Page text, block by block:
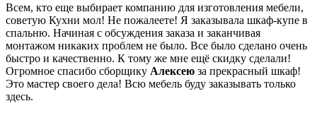
Всем, кто еще выбирает компанию для изготовления мебели,
советую Кухни мол! Не пожалеете! Я заказывала шкаф-купе в
спальню. Начиная с обсуждения заказа и заканчивая
монтажом никаких проблем не было. Все было сделано очень
быстро и качественно. К тому же мне ещё скидку сделали!
Огромное спасибо сборщику Алексею за прекрасный шкаф!
Это мастер своего дела! Всю мебель буду заказывать только
здесь.